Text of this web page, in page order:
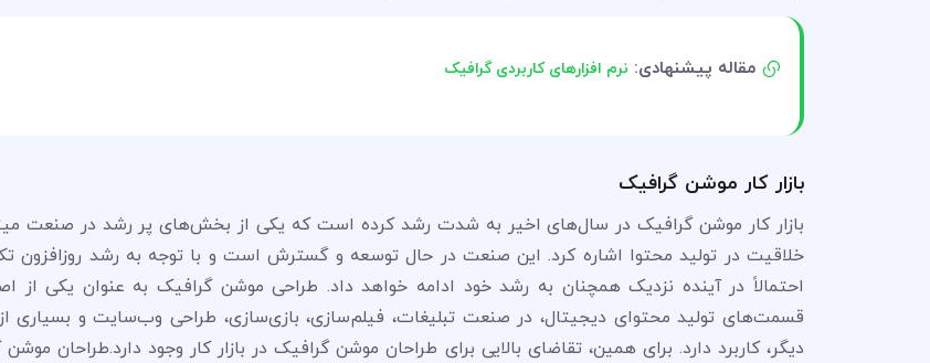
مقاله پیشنهادی: نرم افزارهای کاربردی گرافیک
بازار کار موشن گرافیک
بازار کار موشن گرافیک در سال‌های اخیر به شدت رشد کرده است که یکی از بخش‌های پر رشد در صنعت
خلاقیت در تولید محتوا اشاره کرد. این صنعت در حال توسعه و گسترش است و با توجه به رشد روزافزون
احتمالاً در آینده نزدیک همچنان به رشد خود ادامه خواهد داد. طراحی موشن گرافیک به عنوان یکی از
قسمت‌های تولید محتوای دیجیتال، در صنعت تبلیغات، فیلم‌سازی، بازی‌سازی، طراحی وب‌سایت و بسیاری
دیگر، کاربرد دارد. برای همین، تقاضای بالایی برای طراحان موشن گرافیک در بازار کار وجود دارد.طراحان